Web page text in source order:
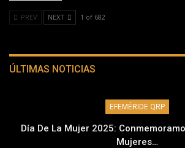
PREV NEXT 1 of 682
ÚLTIMAS NOTICIAS
EFEMÉRIDE QRP
Día De La Mujer 2025:
Mujeres…